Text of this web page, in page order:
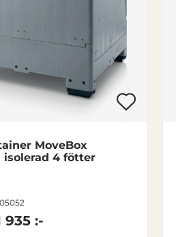
MoveBox
isolerad 4 fötter
935 :-